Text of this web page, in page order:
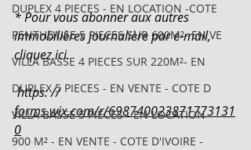
DUPLEX 4 PIECES - EN LOCATION -COTE
PENTHOUSE 5 PIECES SUR 600M²- EN VE
VILLA BASSE 4 PIECES SUR 220M²- EN
DUPLEX 5 PIECES - EN VENTE - COTE D
VILLA BASSE 5 PIECES - EN LOCATION
900 M² - EN VENTE - COTE D'IVOIRE -
* Pour vous abonner aux autres
immobilières journalière par e-mail,
cliquez ici.
https: //
forms.wix.com/r/698740023871773131
0